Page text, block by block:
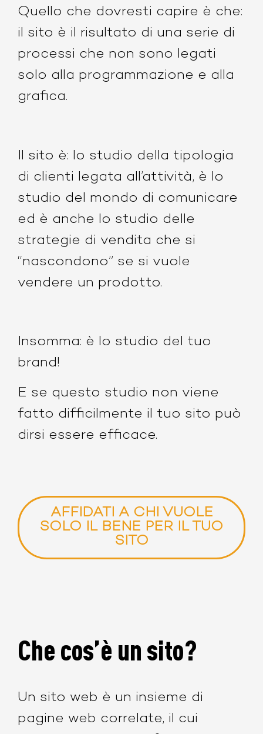
Quello che dovresti capire è che:
il sito è il risultato di una serie di
processi che non sono legati
solo alla programmazione e alla
grafica.
Il sito è: lo studio della tipologia
di clienti legata all’attività, è lo
studio del mondo di comunicare
ed è anche lo studio delle
strategie di vendita che si
“nascondono” se si vuole
vendere un prodotto.
Insomma: è lo studio del tuo
brand!
E se questo studio non viene
fatto difficilmente il tuo sito può
dirsi essere efficace.
AFFIDATI A CHI VUOLE
SOLO IL BENE PER IL TUO
SITO
Che cos’è un sito?
Un sito web è un insieme di
pagine web correlate, il cui